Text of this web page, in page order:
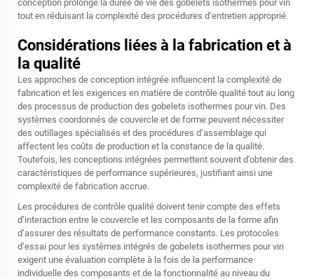
conception prolonge la durée de vie des gobelets isothermes pour vin
tout en réduisant la complexité des procédures d’entretien approprié.
Considérations liées à la fabrication et à
la qualité
Les approches de conception intégrée influencent la complexité de
fabrication et les exigences en matière de contrôle qualité tout au long
des processus de production des gobelets isothermes pour vin. Des
systèmes coordonnés de couvercle et de forme peuvent nécessiter
des outillages spécialisés et des procédures d’assemblage qui
affectent les coûts de production et la constance de la qualité.
Toutefois, les conceptions intégrées permettent souvent d’obtenir des
caractéristiques de performance supérieures, justifiant ainsi une
complexité de fabrication accrue.
Les procédures de contrôle qualité doivent tenir compte des effets
d’interaction entre le couvercle et les composants de la forme afin
d’assurer des résultats de performance constants. Les protocoles
d’essai pour les systèmes intégrés de gobelets isothermes pour vin
exigent une évaluation complète à la fois de la performance
individuelle des composants et de la fonctionnalité au niveau du